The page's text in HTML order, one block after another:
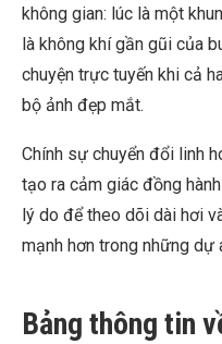
không gian: lúc là một
là không khí gần gũi của
chuyện trực tuyến khi cả
bộ ảnh đẹp mắt.
Chính sự chuyển đổi linh
tạo ra cảm giác đồng
lý do để theo dõi dài hơi
mạnh hơn trong những dự
Bảng thông tin